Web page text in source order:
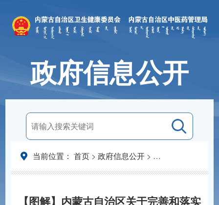
政府信息公开
当前位置： 首页> 政府信息公开> 法定主动公开内容
【图解】内蒙古自治区关于完善和落实